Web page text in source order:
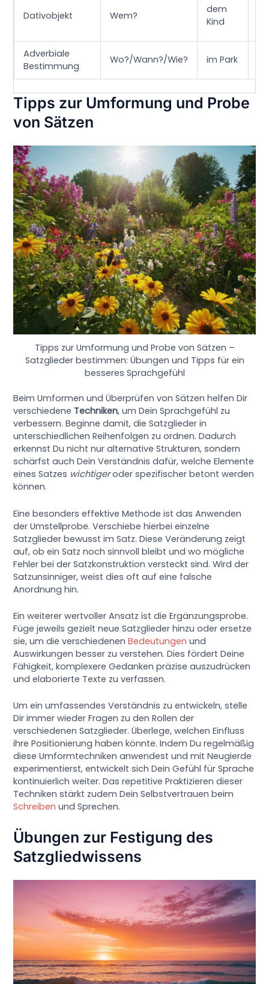
Dativobjekt Wem?
dem
Kind
Adverbiale
Bestimmung
Wo?/Wann?/Wie? im Park
Tipps zur Umformung und Probe
von Sätzen
Tipps zur Umformung und Probe von Sätzen –
Satzglieder bestimmen: Übungen und Tipps für ein
besseres Sprachgefühl
Beim Umformen und Überprüfen von Sätzen helfen Dir
verschiedene Techniken, um Dein Sprachgefühl zu
verbessern. Beginne damit, die Satzglieder in
unterschiedlichen Reihenfolgen zu ordnen. Dadurch
erkennst Du nicht nur alternative Strukturen, sondern
schärfst auch Dein Verständnis dafür, welche Elemente
eines Satzes wichtigeroder spezifischer betont werden
können.
Eine besonders effektive Methode ist das Anwenden
der Umstellprobe. Verschiebe hierbei einzelne
Satzglieder bewusst im Satz. Diese Veränderung zeigt
auf, ob ein Satz noch sinnvoll bleibt und wo mögliche
Fehler bei der Satzkonstruktion versteckt sind. Wird der
Satzunsinniger, weist dies oft auf eine falsche
Anordnung hin.
Ein weiterer wertvoller Ansatz ist die Ergänzungsprobe.
Füge jeweils gezielt neue Satzglieder hinzu oder ersetze
sie, um die verschiedenenBedeutungen und
Auswirkungen besser zu verstehen. Dies fördert Deine
Fähigkeit, komplexere Gedanken präzise auszudrücken
und elaborierte Texte zu verfassen.
Um ein umfassendes Verständnis zu entwickeln, stelle
Dir immer wieder Fragen zu den Rollen der
verschiedenen Satzglieder. Überlege, welchen Einfluss
ihre Positionierung haben könnte. Indem Du regelmäßig
diese Umformtechniken anwendest und mit Neugierde
experimentierst, entwickelt sich Dein Gefühl für Sprache
kontinuierlich weiter. Das repetitive Praktizieren dieser
Techniken stärkt zudem Dein Selbstvertrauen beim
Schreiben und Sprechen.
Übungen zur Festigung des
Satzgliedwissens